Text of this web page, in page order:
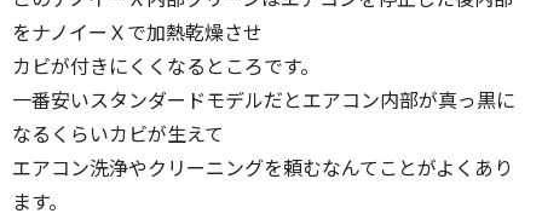
をナノイーＸで加熱乾燥させ
カビが付きにくくなるところです。
一番安いスタンダードモデルだとエアコン内部が真っ黒に
なるくらいカビが生えて
エアコン洗浄やクリーニングを頼むなんてことがよくあり
ます。